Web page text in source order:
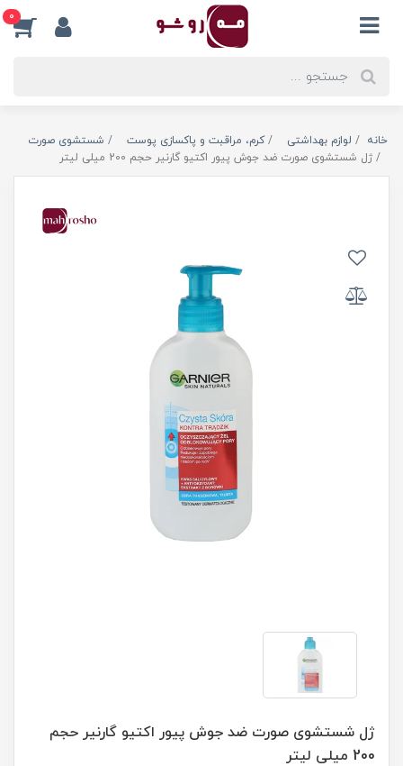
0
خانه لوازم بهداشتی کرم، مراقبت و پاکسازی پوست
شستشوی صورت
ژل شستشوی صورت ضد جوش پیور اکتیو گارنیر حجم 200 میلی لیتر
ژل شستشوی صورت ضد جوش پیور اکتیو گارنیر حجم
200 میلی لیتر